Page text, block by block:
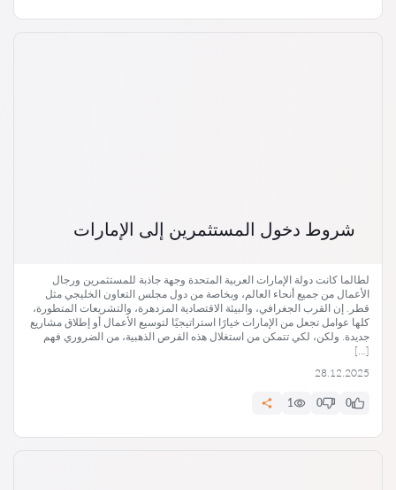
شروط دخول المستثمرين إلى الإمارات
لطالما كانت دولة الإمارات العربية المتحدة وجهة جاذبة للمستثمرين ورجال
الأعمال من جميع أنحاء العالم، وبخاصة من دول مجلس التعاون الخليجي مثل
قطر. إن القرب الجغرافي، والبيئة الاقتصادية المزدهرة، والتشريعات المتطورة،
كلها عوامل تجعل من الإمارات خيارًا استراتيجيًا لتوسيع الأعمال أو إطلاق مشاريع
جديدة. ولكن، لكي تتمكن من استغلال هذه الفرص الذهبية، من الضروري فهم
[…]
28.12.2025
0
0
1